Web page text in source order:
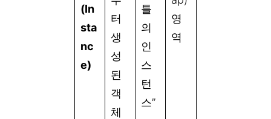
(In
sta
nc
e)
터
생
성
된
객
체
틀
의
인
스
턴
스”
영
역